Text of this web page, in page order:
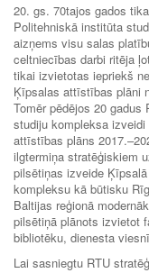
20. gs. 70tajos gados
Politehniskā institūta
aizņems visu salas
celtniecības darbi ritēja
tikai izvietotas iepriekš
Ķīpsalas attīstības plāni
Tomēr pēdējos 20
studiju kompleksa
attīstības plāns
ilgtermiņa stratēģiskiem
pilsētiņas izveide
kompleksu kā būtisku
Baltijas reģionā
pilsētiņā plānots izvietot
bibliotēku, dienesta
Lai sasniegtu RTU